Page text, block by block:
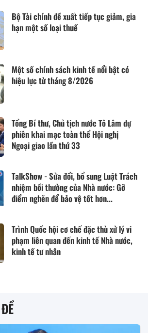
Bộ Tài chính đề xuất tiếp tục giảm, gia
hạn một số loại thuế
Một số chính sách kinh tế nổi bật có
hiệu lực từ tháng 8/2026
Tổng Bí thư, Chủ tịch nước Tô Lâm dự
phiên khai mạc toàn thể Hội nghị
Ngoại giao lần thứ 33
TalkShow - Sửa đổi, bổ sung Luật Trách
nhiệm bồi thường của Nhà nước: Gỡ
điểm nghẽn để bảo vệ tốt hơn...
Trình Quốc hội cơ chế đặc thù xử lý vi
phạm liên quan đến kinh tế Nhà nước,
kinh tế tư nhân